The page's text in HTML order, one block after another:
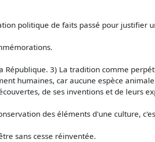
politique de faits passé pour justifier
République. 3) La tradition comme
humaines, car aucune espèce
de ses inventions et de leurs
des éléments d'une culture,
sans cesse réinventée.